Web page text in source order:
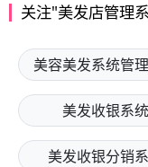
关注"美发店管理
美容美发系统管
美发收银系统
美发收银分销